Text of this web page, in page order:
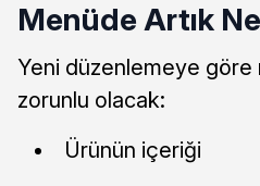
Menüde Artık
Yeni düzenlemeye
zorunlu olacak:
Ürünün içeriği